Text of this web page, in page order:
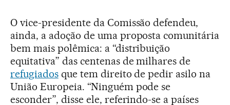
O vice-presidente da Comissão defendeu,
ainda, a adoção de uma proposta comunitária
bem mais polêmica: a “distribuição
equitativa” das centenas de milhares de
refugiadosque tem direito de pedir asilo na
União Europeia. “Ninguém pode se
esconder”, disse ele, referindo-se a países